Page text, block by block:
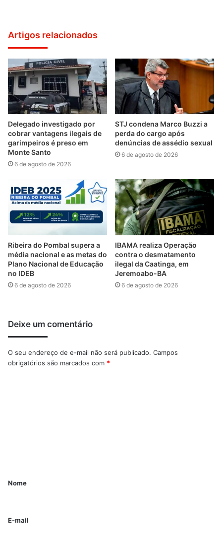
Artigos relacionados
Delegado investigado por
cobrar vantagens ilegais de
garimpeiros é preso em
Monte Santo
6 de agosto de 2026
STJ condena Marco Buzzi a
perda do cargo após
denúncias de assédio sexual
6 de agosto de 2026
Ribeira do Pombal supera a
média nacional e as metas do
Plano Nacional de Educação
no IDEB
6 de agosto de 2026
IBAMA realiza Operação
contra o desmatamento
ilegal da Caatinga, em
Jeremoabo-BA
6 de agosto de 2026
Deixe um comentário
O seu endereço de e-mail não será publicado. Campos
obrigatórios são marcados com *
Nome
E-mail